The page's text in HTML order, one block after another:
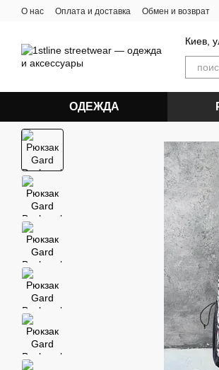
Перейти к основному контенту
О нас Оплата и доставка Обмен и возврат
Киев,
ОДЕЖДА